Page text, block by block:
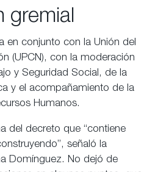
gremial
en conjunto con la Unión del
(UPCN), con la moderación
y Seguridad Social, de la
y el acompañamiento de la
Humanos.
del decreto que “contiene
señaló la
Domínguez. No dejó de